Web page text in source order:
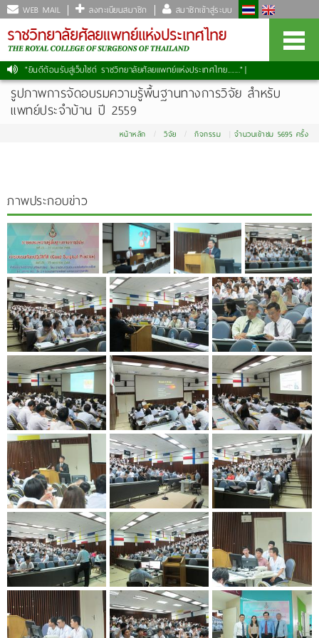
WEB MAIL ลงทะเบียนสมาชิก สมาชิกเข้าสู่ระบบ
"ยินดีต้อนรับสู่เว็บไซต์ ราชวิทยาลัยศัลยแพทย์แห่งประเทศไทย......." |
รูปภาพการจัดอบรมความรู้พื้นฐานทางการวิจัย สำหรับ
แพทย์ประจำบ้าน ปี 2559
หน้าหลัก วิจัย กิจกรรม จำนวนเข้าชม 5695 ครั้ง
ภาพประกอบข่าว